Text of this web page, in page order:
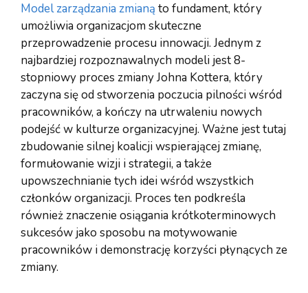
Model zarządzania zmianą to fundament, który
umożliwia organizacjom skuteczne
przeprowadzenie procesu innowacji. Jednym z
najbardziej rozpoznawalnych modeli jest 8-
stopniowy proces zmiany Johna Kottera, który
zaczyna się od stworzenia poczucia pilności wśród
pracowników, a kończy na utrwaleniu nowych
podejść w kulturze organizacyjnej. Ważne jest tutaj
zbudowanie silnej koalicji wspierającej zmianę,
formułowanie wizji i strategii, a także
upowszechnianie tych idei wśród wszystkich
członków organizacji. Proces ten podkreśla
również znaczenie osiągania krótkoterminowych
sukcesów jako sposobu na motywowanie
pracowników i demonstrację korzyści płynących ze
zmiany.